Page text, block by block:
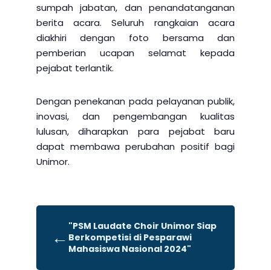
sumpah jabatan, dan penandatanganan
berita acara. Seluruh rangkaian acara
diakhiri dengan foto bersama dan
pemberian ucapan selamat kepada
pejabat terlantik.
Dengan penekanan pada pelayanan publik,
inovasi, dan pengembangan kualitas
lulusan, diharapkan para pejabat baru
dapat membawa perubahan positif bagi
Unimor.
← "PSM Laudate Choir Unimor Siap
Berkompetisi di Pesparawi
Mahasiswa Nasional 2024"